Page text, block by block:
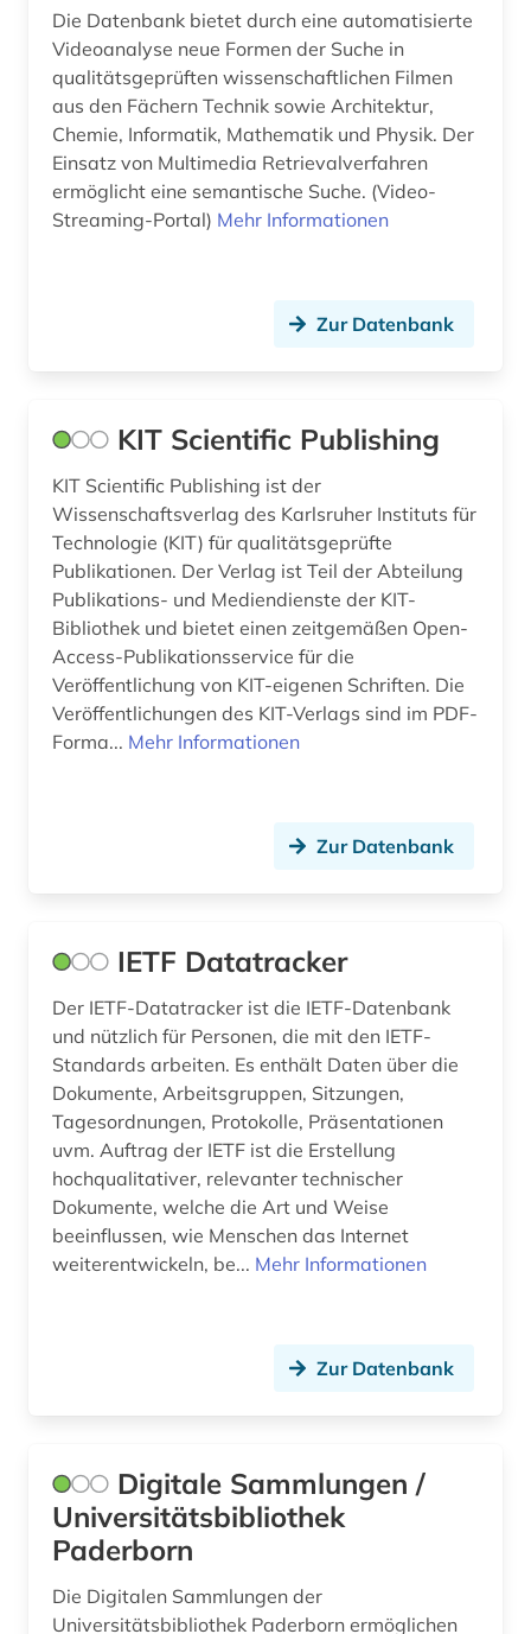
kunst (4)
kunststoff (1)
künste (1)
künstler (1)
labor (1)
lexikon (1)
literatur (2)
literaturwissenschaft (1)
lüftungstechnik (1)
management (1)
markscheidekunde (1)
maschinenbau (16)
maschinenwesen (1)
mehrsprachig&gt (1)
mehrsprachiges wörterbuch (1)
mensch (1)
militärwesen (1)
mineralogie (1)
mittelalter (1)
museum von meisterwerken der
naturwissenschaft und technik (1)
nachhaltige entwicklung (1)
nachhaltigkeit (2)
natur (1)
naturschutz (1)
naturwissenschaft (11)
Die Datenbank bietet durch eine automatisierte
Videoanalyse neue Formen der Suche in
qualitätsgeprüften wissenschaftlichen Filmen
aus den Fächern Technik sowie Architektur,
Chemie, Informatik, Mathematik und Physik. Der
Einsatz von Multimedia Retrievalverfahren
ermöglicht eine semantische Suche. (Video-
Streaming-Portal) Mehr Informationen
Zur Datenbank
KIT Scientific Publishing
KIT Scientific Publishing ist der
Wissenschaftsverlag des Karlsruher Instituts für
Technologie (KIT) für qualitätsgeprüfte
Publikationen. Der Verlag ist Teil der Abteilung
Publikations- und Mediendienste der KIT-
Bibliothek und bietet einen zeitgemäßen Open-
Access-Publikationsservice für die
Veröffentlichung von KIT-eigenen Schriften. Die
Veröffentlichungen des KIT-Verlags sind im PDF-
Forma... Mehr Informationen
Zur Datenbank
IETF Datatracker
Der IETF-Datatracker ist die IETF-Datenbank
und nützlich für Personen, die mit den IETF-
Standards arbeiten. Es enthält Daten über die
Dokumente, Arbeitsgruppen, Sitzungen,
Tagesordnungen, Protokolle, Präsentationen
uvm. Auftrag der IETF ist die Erstellung
hochqualitativer, relevanter technischer
Dokumente, welche die Art und Weise
beeinflussen, wie Menschen das Internet
weiterentwickeln, be... Mehr Informationen
Zur Datenbank
Digitale Sammlungen /
Universitätsbibliothek
Paderborn
Die Digitalen Sammlungen der
Universitätsbibliothek Paderborn ermöglichen